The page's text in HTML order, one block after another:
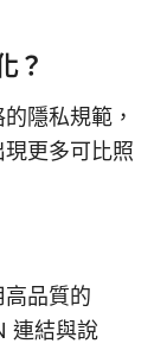
？
隱私規範，
更多可比照
品質的
連結與說